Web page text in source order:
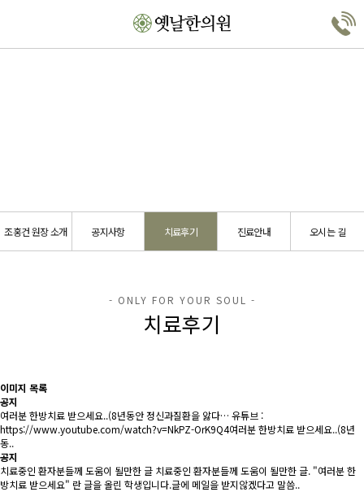
조홍건 원장 소개 공지사항 치료후기 진료안내 오시는 길
치료후기
이미지 목록
공지
여러분 한방치료 받으세요..(8년동안 정신과질환을 앓다… 유튜브 :
https://www.youtube.com/watch?v=NkPZ-OrK9Q4여러분 한방치료 받으세요..(8년
동..
공지
치료중인 환자분들께 도움이 될만한 글 치료중인 환자분들께 도움이 될만한 글. "여러분 한
방치료 받으세요" 란 글을 올린 학생입니다.글에 메일을 받지않겠다고 말씀..